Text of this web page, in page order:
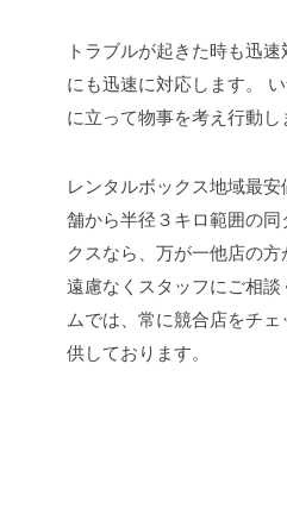
トラブルが起きた時も迅速
にも迅速に対応します。
に立って物事を考え行動し
レンタルボックス地域最
舗から半径３キロ範囲の
クスなら、万が一他店の
遠慮なくスタッフにご相談
ムでは、常に競合店をチ
供しております。